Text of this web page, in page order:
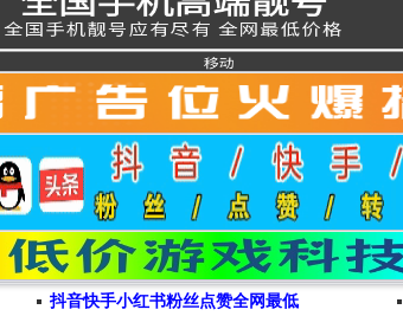
抖音快手小红书粉丝点赞全网最低